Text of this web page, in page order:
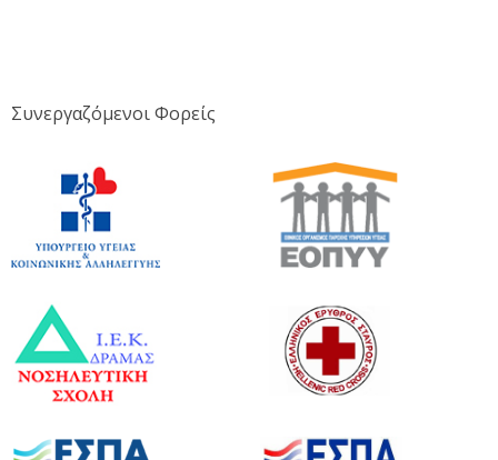
Συνεργαζόμενοι Φορείς